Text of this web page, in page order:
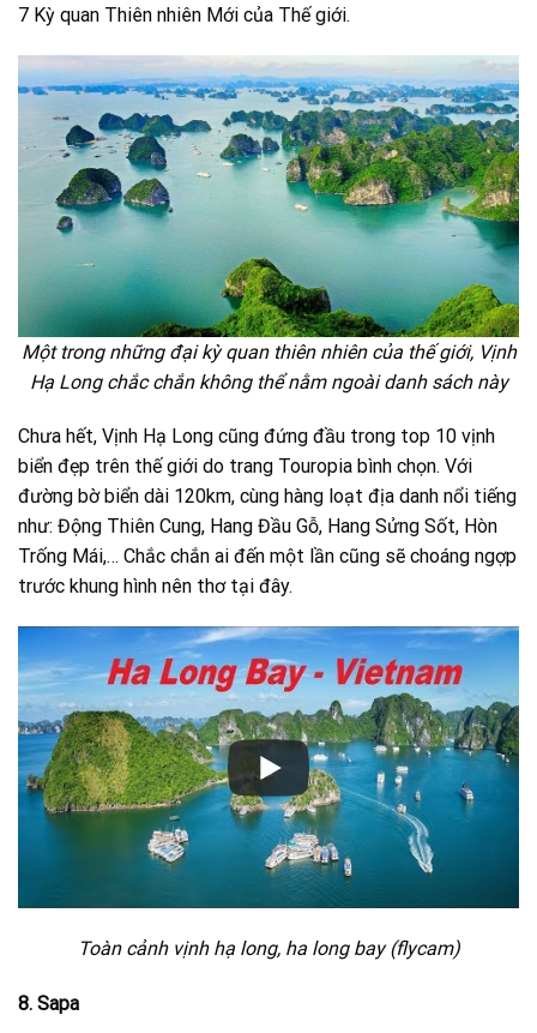
7 Kỳ quan Thiên nhiên Mới của Thế giới.
Một trong những đại kỳ quan thiên nhiên của thế giới, Vịnh
Hạ Long chắc chắn không thể nằm ngoài danh sách này
Chưa hết, Vịnh Hạ Long cũng đứng đầu trong top 10 vịnh
biển đẹp trên thế giới do trang Touropia bình chọn. Với
đường bờ biển dài 120km, cùng hàng loạt địa danh nổi tiếng
như: Động Thiên Cung, Hang Đầu Gỗ, Hang Sửng Sốt, Hòn
Trống Mái,… Chắc chắn ai đến một lần cũng sẽ choáng ngợp
trước khung hình nên thơ tại đây.
Toàn cảnh vịnh hạ long, ha long bay (flycam)
8. Sapa